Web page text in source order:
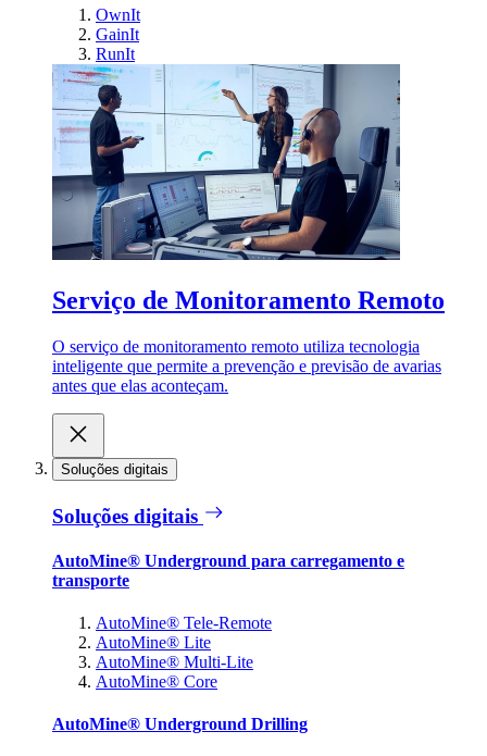
OwnIt
GainIt
RunIt
Serviço de Monitoramento Remoto
O serviço de monitoramento remoto utiliza tecnologia
inteligente que permite a prevenção e previsão de avarias
antes que elas aconteçam.
Soluções digitais
Soluções digitais
AutoMine® Underground para carregamento e
transporte
AutoMine® Tele-Remote
AutoMine® Lite
AutoMine® Multi-Lite
AutoMine® Core
AutoMine® Underground Drilling